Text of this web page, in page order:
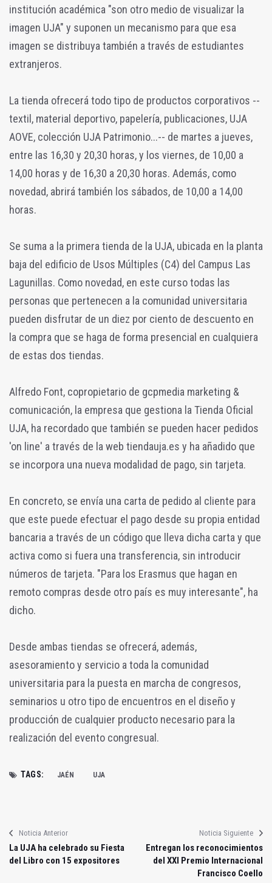
institución académica "son otro medio de visualizar la
imagen UJA" y suponen un mecanismo para que esa
imagen se distribuya también a través de estudiantes
extranjeros.
La tienda ofrecerá todo tipo de productos corporativos --
textil, material deportivo, papelería, publicaciones, UJA
AOVE, colección UJA Patrimonio...-- de martes a jueves,
entre las 16,30 y 20,30 horas, y los viernes, de 10,00 a
14,00 horas y de 16,30 a 20,30 horas. Además, como
novedad, abrirá también los sábados, de 10,00 a 14,00
horas.
Se suma a la primera tienda de la UJA, ubicada en la planta
baja del edificio de Usos Múltiples (C4) del Campus Las
Lagunillas. Como novedad, en este curso todas las
personas que pertenecen a la comunidad universitaria
pueden disfrutar de un diez por ciento de descuento en
la compra que se haga de forma presencial en cualquiera
de estas dos tiendas.
Alfredo Font, copropietario de gcpmedia marketing &
comunicación, la empresa que gestiona la Tienda Oficial
UJA, ha recordado que también se pueden hacer pedidos
'on line' a través de la web tiendauja.es y ha añadido que
se incorpora una nueva modalidad de pago, sin tarjeta.
En concreto, se envía una carta de pedido al cliente para
que este puede efectuar el pago desde su propia entidad
bancaria a través de un código que lleva dicha carta y que
activa como si fuera una transferencia, sin introducir
números de tarjeta. "Para los Erasmus que hagan en
remoto compras desde otro país es muy interesante", ha
dicho.
Desde ambas tiendas se ofrecerá, además,
asesoramiento y servicio a toda la comunidad
universitaria para la puesta en marcha de congresos,
seminarios u otro tipo de encuentros en el diseño y
producción de cualquier producto necesario para la
realización del evento congresual.
TAGS: JAÉN UJA
Noticia Anterior
La UJA ha celebrado su Fiesta
del Libro con 15 expositores
Noticia Siguiente
Entregan los reconocimientos
del XXI Premio Internacional
Francisco Coello